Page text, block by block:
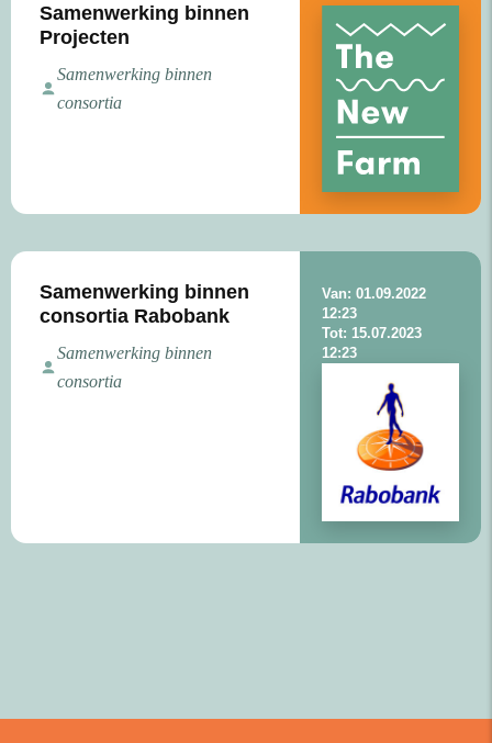
Samenwerking binnen
Projecten
Samenwerking binnen
consortia
Samenwerking binnen
consortia Rabobank
Samenwerking binnen
consortia
Van: 01.09.2022
12:23
Tot: 15.07.2023
12:23